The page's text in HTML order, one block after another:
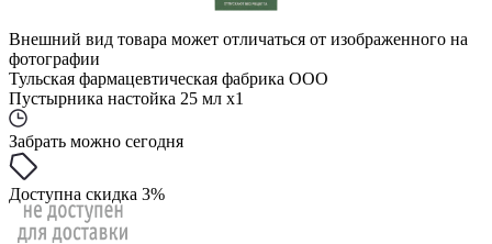
Внешний вид товара может отличаться от изображенного на
фотографии
Тульская фармацевтическая фабрика ООО
Пустырника настойка 25 мл x1
Забрать можно сегодня
Доступна скидка 3%